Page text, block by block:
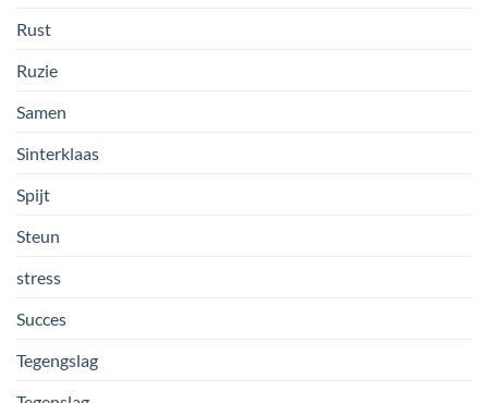
Rust
Ruzie
Samen
Sinterklaas
Spijt
Steun
stress
Succes
Tegengslag